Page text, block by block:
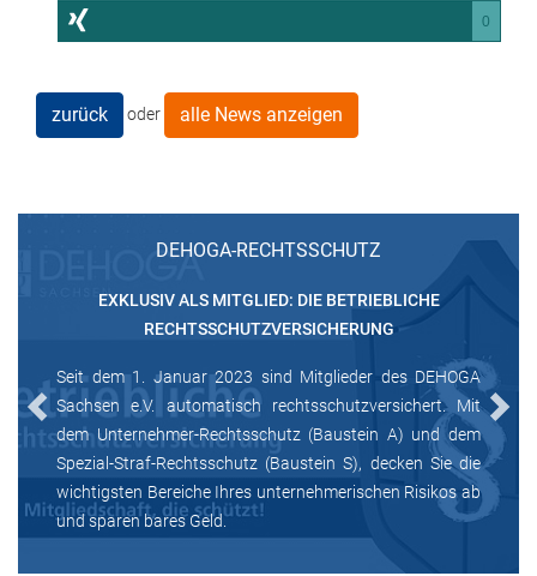
0
zurück oder alle News anzeigen
DEHOGA-RECHTSSCHUTZ
EXKLUSIV ALS MITGLIED: DIE BETRIEBLICHE
RECHTSSCHUTZVERSICHERUNG
Seit dem 1. Januar 2023 sind Mitglieder des DEHOGA
Sachsen e.V. automatisch rechtsschutzversichert. Mit
dem Unternehmer-Rechtsschutz (Baustein A) und dem
Spezial-Straf-Rechtsschutz (Baustein S), decken Sie die
wichtigsten Bereiche Ihres unternehmerischen Risikos ab
und sparen bares Geld.
Previous Next